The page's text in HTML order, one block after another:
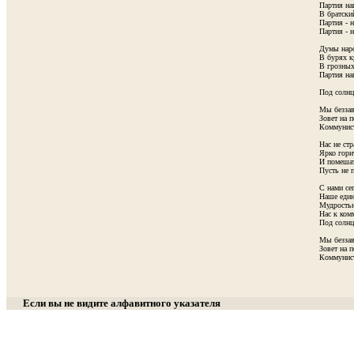
Партия
В
Партия -
Партия -
Думы
В бурях
В
Партия
Под
Мы
Зовет на
Нас не
Ярко
И
Пусть не
С нами
Наше
Нас к
Под
Мы
Зовет на
Если вы не видите алфавитного указателя